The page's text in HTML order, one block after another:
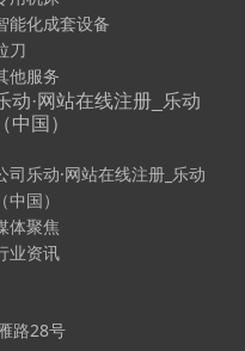
能化成套设备
刀
他服务
动·网站在线注册_乐动
（中国）
司乐动·网站在线注册_乐动
（中国）
体聚焦
业资讯
路28号